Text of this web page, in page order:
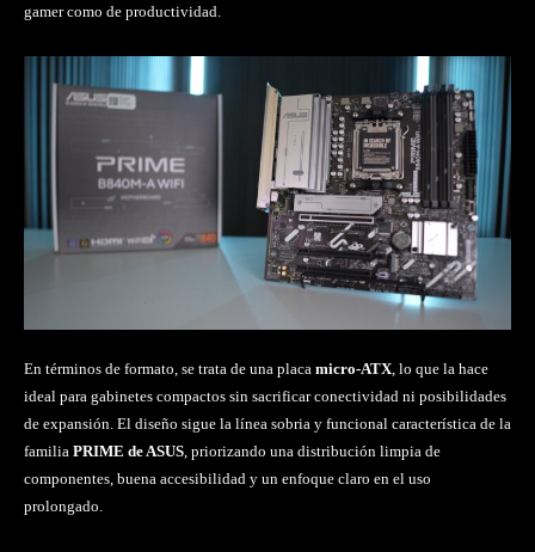
gamer como de productividad.
En términos de formato, se trata de una placa micro-ATX , lo que la hace
ideal para gabinetes compactos sin sacrificar conectividad ni posibilidades
de expansión. El diseño sigue la línea sobria y funcional característica de la
familia PRIME de ASUS , priorizando una distribución limpia de
componentes, buena accesibilidad y un enfoque claro en el uso
prolongado.